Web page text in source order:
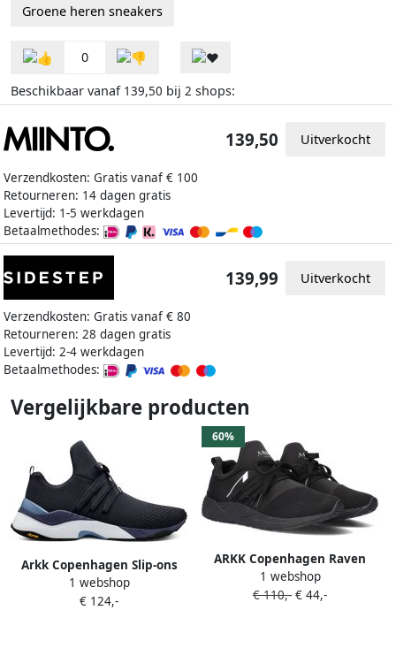
Groene heren sneakers
0
Beschikbaar vanaf 139,50 bij 2 shops:
Verzendkosten: Gratis vanaf € 100
Retourneren: 14 dagen gratis
Levertijd: 1-5 werkdagen
Betaalmethodes:
139,50 Uitverkocht
Verzendkosten: Gratis vanaf € 80
Retourneren: 28 dagen gratis
Levertijd: 2-4 werkdagen
Betaalmethodes:
139,99 Uitverkocht
Vergelijkbare producten
Arkk Copenhagen Slip-ons
'Raven FG PET Vulkn Vibram'
1 webshop
€ 124,-
60%
ARKK Copenhagen Raven
Mesh PET S-E15 Zwart
Sneakers
1 webshop
€ 110,- € 44,-